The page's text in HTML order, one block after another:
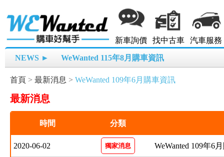
新車詢價 找中古車 汽車服務
NEWS ► WeWanted 115年8月購車資訊
首頁 > 最新消息 > WeWanted 109年6月購車資訊
最新消息
時間 分類
2020-06-02 獨家消息 WeWanted 109年6